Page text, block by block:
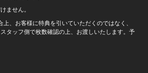
ません。
、お客様に特典を引いていただくのではなく、
タッフ側で枚数確認の上、お渡しいたします。予